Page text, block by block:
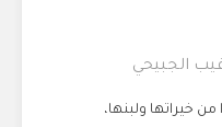
الجبيحي
من خيراتها ولبنها،